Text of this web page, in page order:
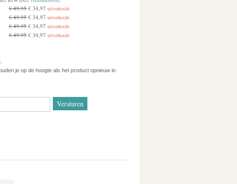
€ 49.95 € 34,97 uitverkocht
€ 49.95 € 34,97 uitverkocht
€ 49.95 € 34,97 uitverkocht
€ 49.95 € 34,97 uitverkocht
je op de hoogte als het product opnieuw in